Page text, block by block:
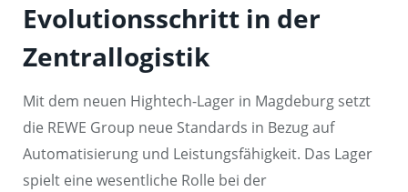
Evolutionsschritt in der
Zentrallogistik
Mit dem neuen Hightech-Lager in Magdeburg setzt
die REWE Group neue Standards in Bezug auf
Automatisierung und Leistungsfähigkeit. Das Lager
spielt eine wesentliche Rolle bei der